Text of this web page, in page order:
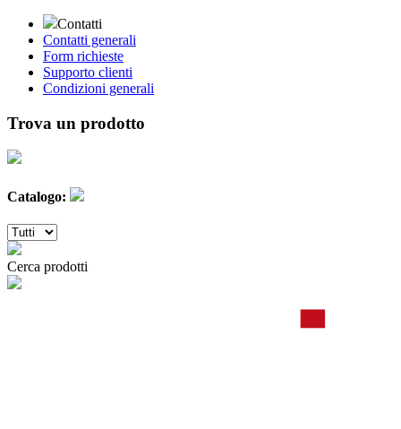
Contatti
Contatti generali
Form richieste
Supporto clienti
Condizioni generali
Trova un prodotto
Catalogo:
Cerca prodotti